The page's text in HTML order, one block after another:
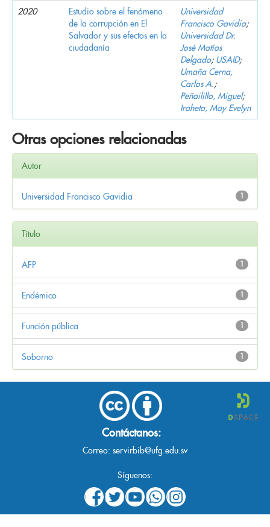
2020
Estudio sobre el fenómeno
de la corrupción en El
Salvador y sus efectos en la
ciudadanía
Universidad
Francisco Gavidia;
Universidad Dr.
José Matías
Delgado; USAID;
Umaña Cerna,
Carlos A.;
Peñailillo, Miguel;
Iraheta, May Evelyn
Otras opciones relacionadas
Autor
1
Universidad Francisco Gavidia
Título
1
AFP
1
Endémico
1
Función pública
1
Soborno
Contáctanos:
Correo: servirbib@ufg.edu.sv
Síguenos: